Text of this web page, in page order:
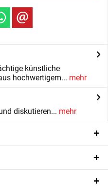
künstliche
hochwertigem... mehr
diskutieren... mehr